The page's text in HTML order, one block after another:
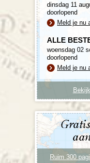
dinsdag 11
doorlopend
Meld je nu
ALLE
woensdag 02
doorlopend
Meld je nu
Ruim 300